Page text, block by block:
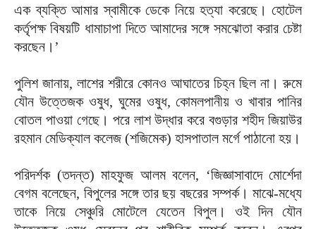
এক ব্যক্তি আমার স্বামীকে ডেকে নিয়ে হত্যা করেছে। হোটেল
কর্তৃপক্ষ বিষয়টি ধামাচাপা দিতে আমাদের সঙ্গে সমঝোতা করার চেষ্টা
করছেন।’
পুলিশ জানায়, লাশের শরীরে কোনও আঘাতের চিহ্ন ছিল না। রুমে
যৌন উত্তেজক ওষুধ, ঘুমের ওষুধ, কোমলপানীয় ও খাবার পানির
বোতল পাওয়া গেছে। পরে লাশ উদ্ধার করে বগুড়ার শহীদ জিয়াউর
রহমান মেডিক্যাল কলেজ (শজিমেক) হাসপাতাল মর্গে পাঠানো হয়।
পরিদর্শক (তদন্ত) মাহফুজ আলম বলেন, ‌‘জিজ্ঞাসাবাদে মোর্শেদা
বেগম বলেছেন, বিপুলের সঙ্গে তার ছয় বছরের সম্পর্ক। মাঝে-মধ্যে
তাকে নিয়ে সেঞ্চুরি মোটেলে যেতেন বিপুল। ওই দিন যৌন